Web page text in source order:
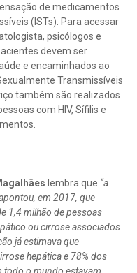
de medicamentos
(ISTs). Para acessar
psicólogos e
devem ser
e encaminhados ao
Transmissíveis
também são realizados
com HIV, Sífilis e
lembra que “a
em 2017, que
1,4 milhão de pessoas
ou cirrose associados
já estimava que
hepática e 78% dos